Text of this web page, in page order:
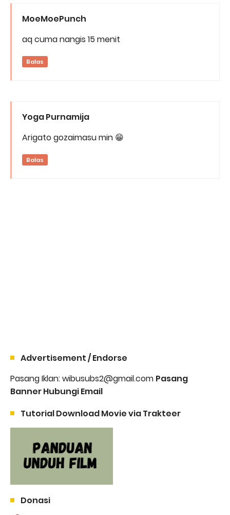
MoeMoePunch
aq cuma nangis 15 menit
Balas
Yoga Purnamija
Arigato gozaimasu min 😁
Balas
Advertisement / Endorse
Pasang Iklan: wibusubs2@gmail.com Pasang
Banner Hubungi Email
Tutorial Download Movie via Trakteer
Donasi